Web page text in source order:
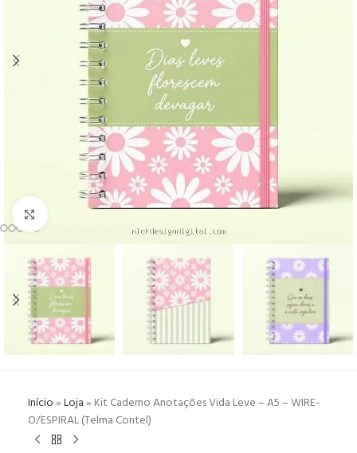
Click to enlarge
Início»Loja» Kit Caderno Anotações Vida Leve – A5 – WIRE-
O/ESPIRAL (Telma Contel)